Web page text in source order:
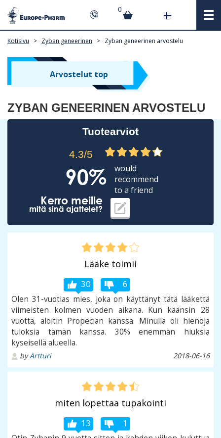
0
Kotisivu > Zyban geneerinen > Zyban geneerinen arvostelu
Arvostelut top
ZYBAN GENEERINEN ARVOSTELU
Tuotearviot
4.3/5
90%
would
recommend
to a friend
Kerro meille
mitä sinä ajattelet?
Lääke toimii
30 6
Olen 31-vuotias mies, joka on käyttänyt tätä lääkettä
viimeisten kolmen vuoden aikana. Kun käänsin 28
vuotta, aloitin Propecian kanssa. Minulla oli hienoja
tuloksia tämän kanssa. 30% enemmän hiuksia
kyseisellä alueella.
byArtturi 2018-06-16
miten lopettaa tupakointi
13 1